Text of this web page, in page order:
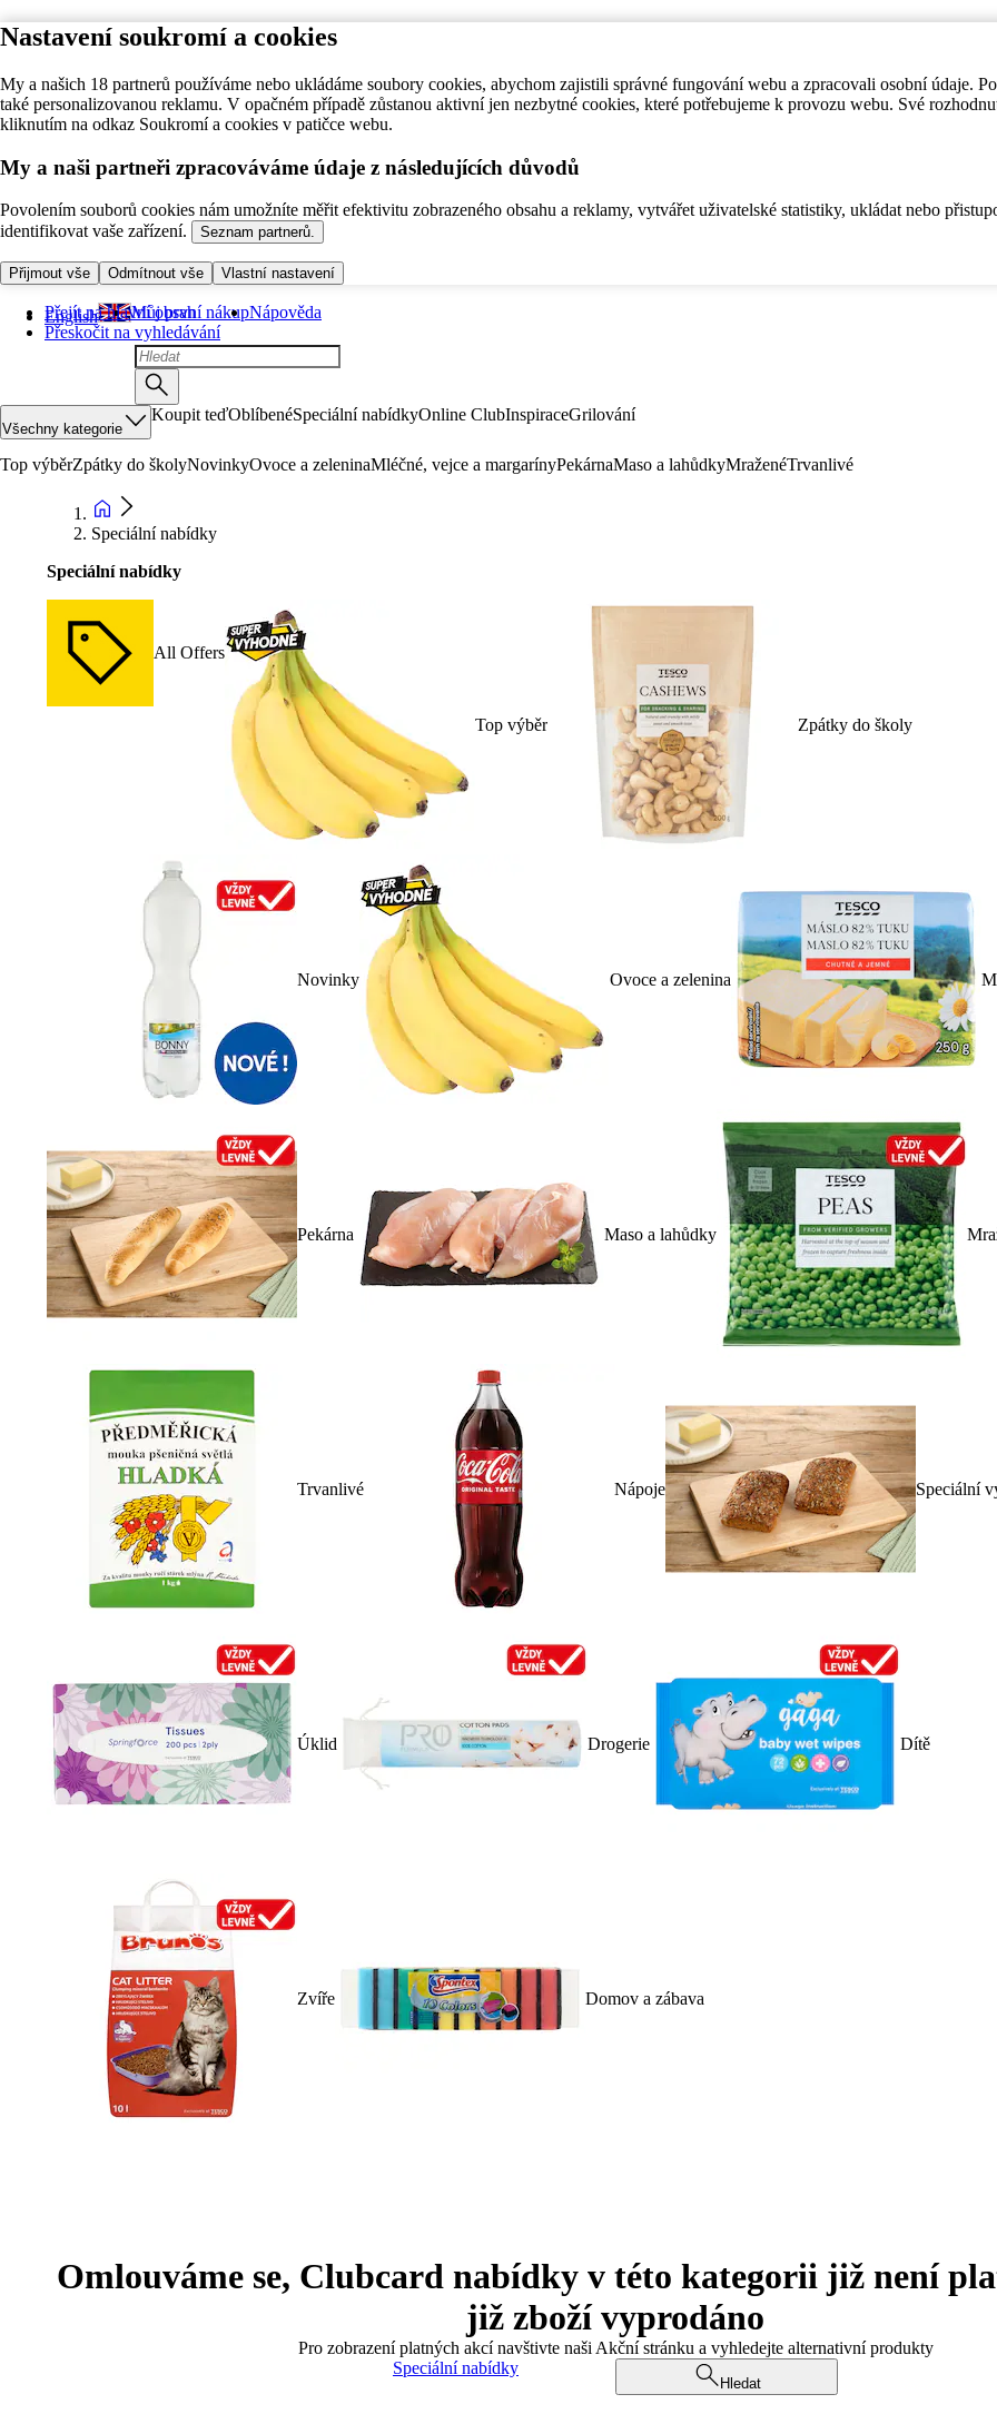
Nastavení soukromí a cookies
My a našich 18 partnerů používáme nebo ukládáme soubory cookies, abychom zajistili správné fungování webu a zpracovali osobní údaje.
také personalizovanou reklamu. V opačném případě zůstanou aktivní jen nezbytné cookies, které potřebujeme k provozu webu. Své
kliknutím na odkaz Soukromí a cookies v patičce webu.
My a naši partneři zpracováváme údaje z následujících důvodů
Povolením souborů cookies nám umožníte měřit efektivitu zobrazeného obsahu a reklamy, vytvářet uživatelské statistiky, ukládat nebo
identifikovat vaše zařízení.
Seznam partnerů.
Přijmout vše Odmítnout vše Vlastní nastavení
Přejít na hlavní obsah
Přeskočit na vyhledávání
English Můj první nákupNápověda
Všechny kategorie
Koupit teďOblíbenéSpeciální nabídkyOnline ClubInspiraceGrilování
Top výběrZpátky do školyNovinkyOvoce a zeleninaMléčné, vejce a margarínyPekárnaMaso a lahůdkyMraženéTrvanlivé
Speciální nabídky
Speciální nabídky
All Offers
Top výběr Zpátky do školy
Novinky Ovoce a zelenina
Pekárna Maso a lahůdky
Trvanlivé Nápoje Speciální
Úklid Drogerie Dítě
Zvíře Domov a zábava
Omlouváme se, Clubcard nabídky v této kategorii již není
již zboží vyprodáno
Pro zobrazení platných akcí navštivte naši Akční stránku a vyhledejte alternativní produkty
Speciální nabídky
Hledat